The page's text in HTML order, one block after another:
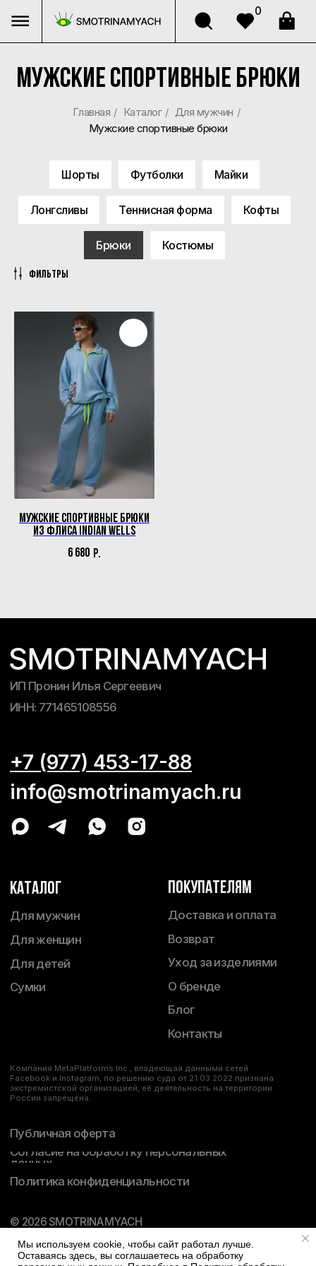
Мы используем cookie, чтобы сайт работал лучше.
Оставаясь здесь, вы соглашаетесь на обработку
Мужские спортивные брюки
Главная / Каталог / Для мужчин /
Мужские спортивные брюки
Шорты Футболки Майки
Лонгсливы Теннисная форма Кофты
Брюки Костюмы
Фильтры
Мужские спортивные брюки
из флиса Indian Wells
6 680 Р.
ИП Пронин Илья Сергеевич
+7 (977) 453-17-88
Согласие на обработку персональных
данных
Уход за изделиями
Возврат
Доставка и оплата
Сумки
Для детей
Для женщин
Для мужчин
Компания MetaPlatforms Inc., владеющая данными сетей
Facebook и Instagram, по решению суда от 21.03.2022 признана
России запрещена.